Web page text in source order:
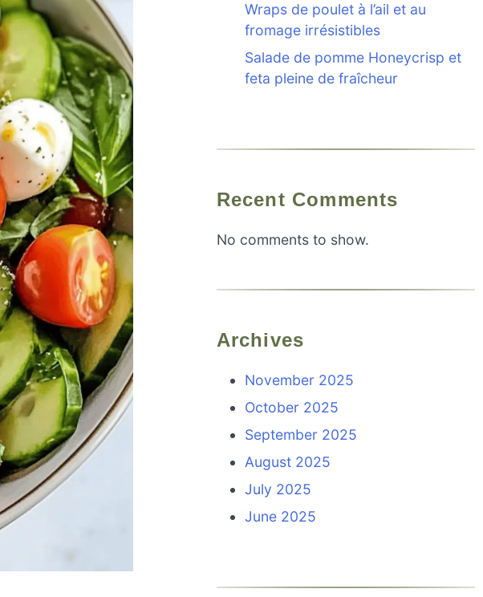
Wraps de poulet à l’ail et au
fromage irrésistibles
Salade de pomme Honeycrisp et
feta pleine de fraîcheur
Recent Comments
No comments to show.
Archives
November 2025
October 2025
September 2025
August 2025
July 2025
June 2025